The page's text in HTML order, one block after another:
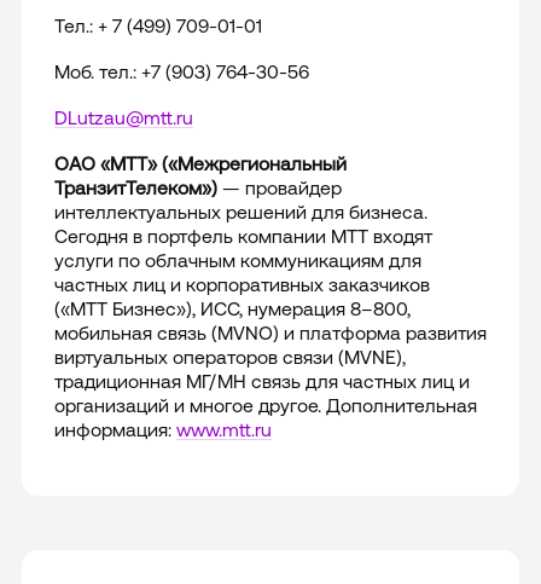
Тел.: + 7 (499) 709-01-01
Моб. тел.: +7 (903) 764-30-56
DLutzau@mtt.ru
ОАО «МТТ» («Межрегиональный
ТранзитТелеком») — провайдер
интеллектуальных решений для бизнеса.
Сегодня в портфель компании МТТ входят
услуги по облачным коммуникациям для
частных лиц и корпоративных заказчиков
(«МТТ Бизнес»), ИСС, нумерация 8–800,
мобильная связь (MVNO) и платформа развития
виртуальных операторов связи (MVNE),
традиционная МГ/МН связь для частных лиц и
организаций и многое другое. Дополнительная
информация: www.mtt.ru